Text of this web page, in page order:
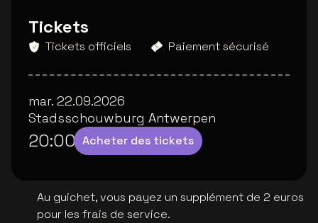
Tickets
Tickets officiels Paiement sécurisé
mar. 22.09.2026
Stadsschouwburg Antwerpen
20:00 Acheter des tickets
Au guichet, vous payez un supplément de 2 euros
pour les frais de service.